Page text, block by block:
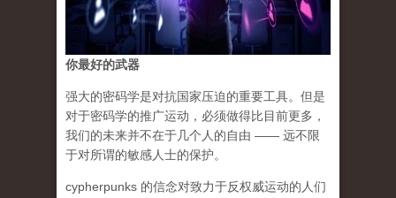
你最好的武器
强大的密码学是对抗国家压迫的重要工具。但是
对于密码学的推广运动，必须做得比目前更多，
我们的未来并不在于几个人的自由 —— 远不限
于对所谓的敏感人士的保护。
cypherpunks 的信念对致力于反权威运动的人们